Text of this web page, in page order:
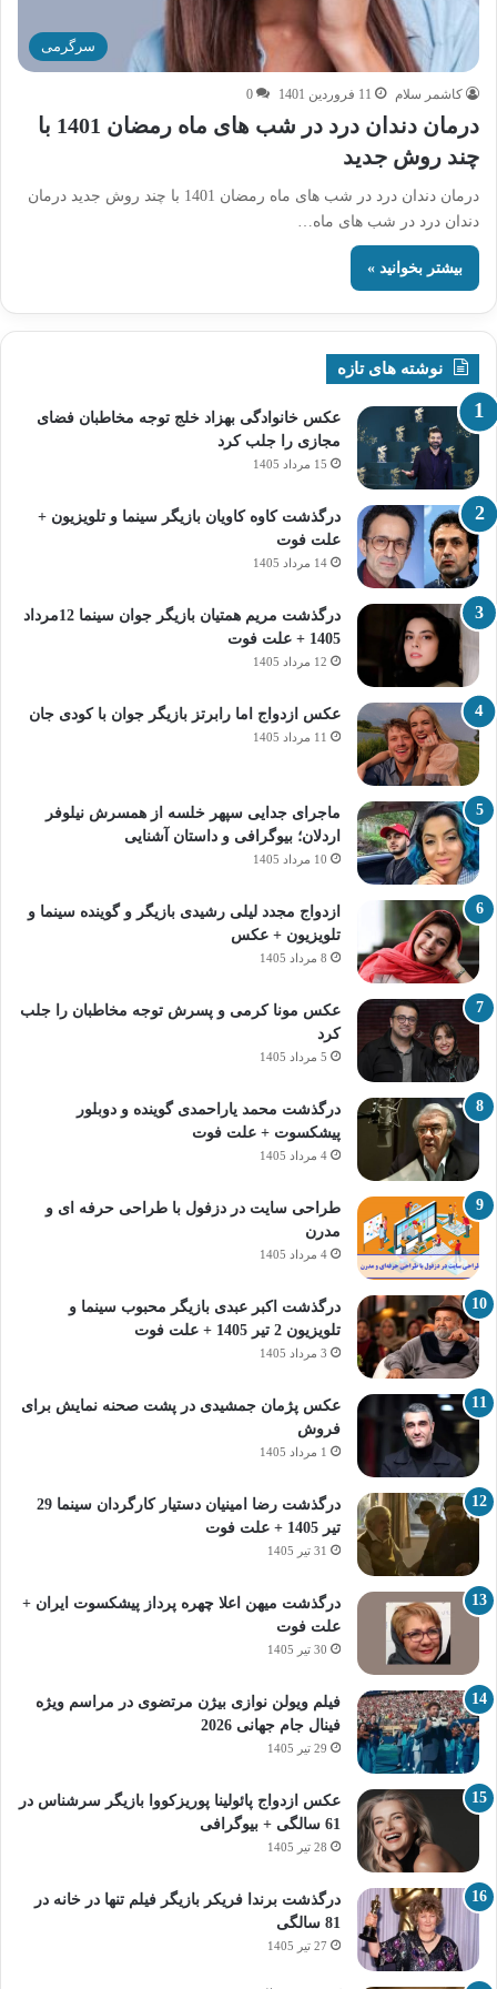
سرگرمی
کاشمر سلام 11 فروردین 1401 0
درمان دندان درد در شب های ماه رمضان 1401 با
چند روش جدید
درمان دندان درد در شب های ماه رمضان 1401 با چند روش جدید درمان
دندان درد در شب های ماه…
بیشتر بخوانید »
نوشته های تازه
عکس خانوادگی بهزاد خلج توجه مخاطبان فضای
مجازی را جلب کرد
15 مرداد 1405
درگذشت کاوه کاویان بازیگر سینما و تلویزیون +
علت فوت
14 مرداد 1405
درگذشت مریم همتیان بازیگر جوان سینما 12مرداد
1405 + علت فوت
12 مرداد 1405
عکس ازدواج اما رابرتز بازیگر جوان با کودی جان
11 مرداد 1405
ماجرای جدایی سپهر خلسه از همسرش نیلوفر
اردلان؛ بیوگرافی و داستان آشنایی
10 مرداد 1405
ازدواج مجدد لیلی رشیدی بازیگر و گوینده سینما و
تلویزیون + عکس
8 مرداد 1405
عکس مونا کرمی و پسرش توجه مخاطبان را جلب
کرد
5 مرداد 1405
درگذشت محمد یاراحمدی گوینده و دوبلور
پیشکسوت + علت فوت
4 مرداد 1405
طراحی سایت در دزفول با طراحی حرفه‌ ای و
مدرن
4 مرداد 1405
درگذشت اکبر عبدی بازیگر محبوب سینما و
تلویزیون 2 تیر 1405 + علت فوت
3 مرداد 1405
عکس پژمان جمشیدی در پشت صحنه نمایش برای
فروش
1 مرداد 1405
درگذشت رضا امینیان دستیار کارگردان سینما 29
تیر 1405 + علت فوت
31 تیر 1405
درگذشت میهن اعلا چهره پرداز پیشکسوت ایران +
علت فوت
30 تیر 1405
فیلم ویولن نوازی بیژن مرتضوی در مراسم ویژه
فینال جام جهانی 2026
29 تیر 1405
عکس ازدواج پائولینا پوریزکووا بازیگر سرشناس در
61 سالگی + بیوگرافی
28 تیر 1405
درگذشت برندا فریکر بازیگر فیلم تنها در خانه در
81 سالگی
27 تیر 1405